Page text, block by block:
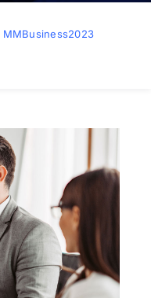
MMBusiness2023